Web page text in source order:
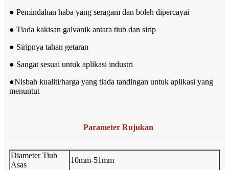
● Pemindahan haba yang seragam dan boleh dipercayai
● Tiada kakisan galvanik antara tiub dan sirip
● Siripnya tahan getaran
● Sangat sesuai untuk aplikasi industri
●Nisbah kualiti/harga yang tiada tandingan untuk aplikasi yang
menuntut
Parameter Rujukan
Diameter Tiub
Asas
10mm-51mm